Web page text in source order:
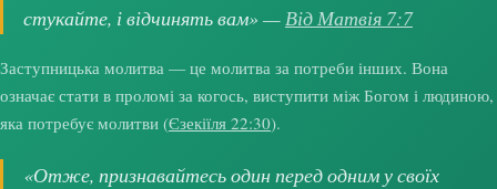
стукайте, і відчинять вам» — Від Матвія 7:7
Заступницька молитва — це молитва за потреби інших. Вона
означає стати в проломі за когось, виступити між Богом і людиною,
яка потребує молитви (Єзекіїля 22:30).
«Отже, признавайтесь один перед одним у своїх